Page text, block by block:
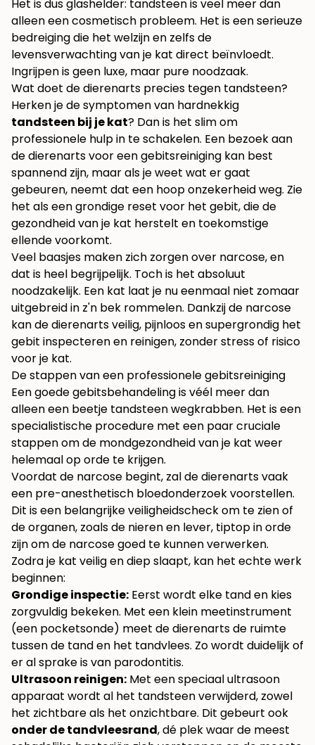
Het is dus glashelder: tandsteen is veel meer dan
alleen een cosmetisch probleem. Het is een serieuze
bedreiging die het welzijn en zelfs de
levensverwachting van je kat direct beïnvloedt.
Ingrijpen is geen luxe, maar pure noodzaak.
Wat doet de dierenarts precies tegen tandsteen?
Herken je de symptomen van hardnekkig
tandsteen bij je kat? Dan is het slim om
professionele hulp in te schakelen. Een bezoek aan
de dierenarts voor een gebitsreiniging kan best
spannend zijn, maar als je weet wat er gaat
gebeuren, neemt dat een hoop onzekerheid weg. Zie
het als een grondige reset voor het gebit, die de
gezondheid van je kat herstelt en toekomstige
ellende voorkomt.
Veel baasjes maken zich zorgen over narcose, en
dat is heel begrijpelijk. Toch is het absoluut
noodzakelijk. Een kat laat je nu eenmaal niet zomaar
uitgebreid in z'n bek rommelen. Dankzij de narcose
kan de dierenarts veilig, pijnloos en supergrondig het
gebit inspecteren en reinigen, zonder stress of risico
voor je kat.
De stappen van een professionele gebitsreiniging
Een goede gebitsbehandeling is véél meer dan
alleen een beetje tandsteen wegkrabben. Het is een
specialistische procedure met een paar cruciale
stappen om de mondgezondheid van je kat weer
helemaal op orde te krijgen.
Voordat de narcose begint, zal de dierenarts vaak
een pre-anesthetisch bloedonderzoek voorstellen.
Dit is een belangrijke veiligheidscheck om te zien of
de organen, zoals de nieren en lever, tiptop in orde
zijn om de narcose goed te kunnen verwerken.
Zodra je kat veilig en diep slaapt, kan het echte werk
beginnen:
Grondige inspectie: Eerst wordt elke tand en kies
zorgvuldig bekeken. Met een klein meetinstrument
(een pocketsonde) meet de dierenarts de ruimte
tussen de tand en het tandvlees. Zo wordt duidelijk of
er al sprake is van parodontitis.
Ultrasoon reinigen: Met een speciaal ultrasoon
apparaat wordt al het tandsteen verwijderd, zowel
het zichtbare als het onzichtbare. Dit gebeurt ook
onder de tandvleesrand, dé plek waar de meest